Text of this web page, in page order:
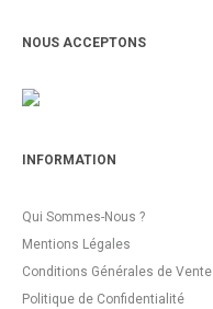
NOUS ACCEPTONS
INFORMATION
Qui Sommes-Nous ?
Mentions Légales
Conditions Générales de Vente
Politique de Confidentialité